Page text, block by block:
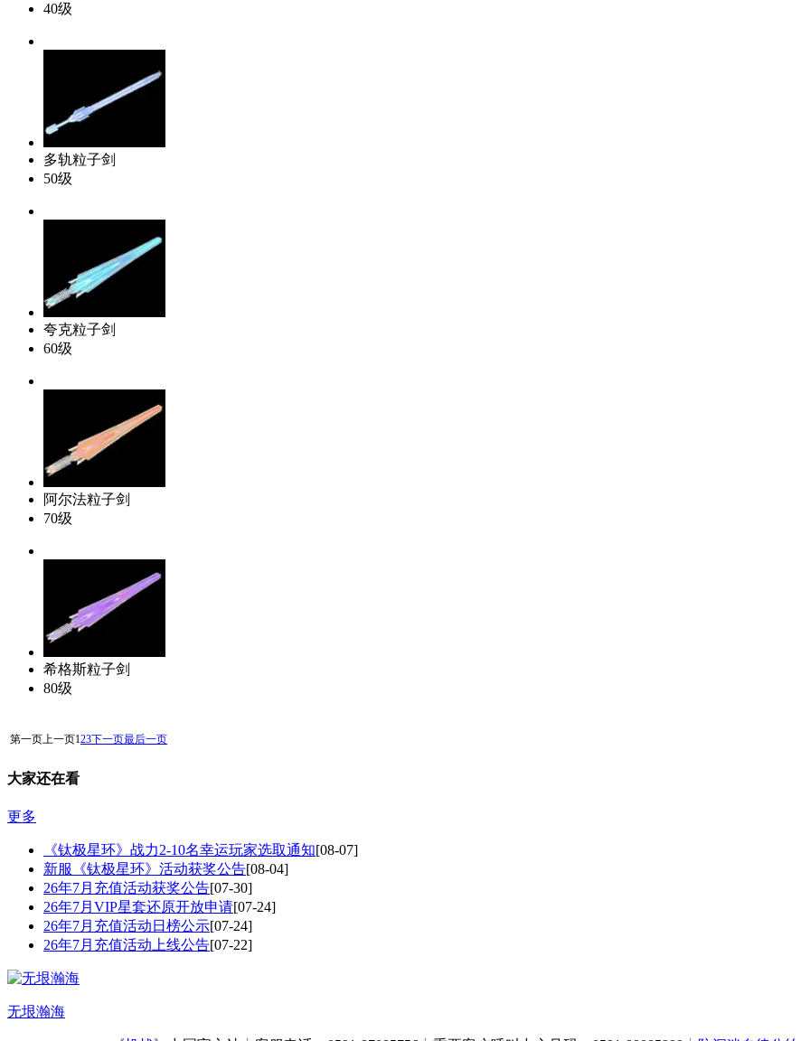
40级
多轨粒子剑
50级
夸克粒子剑
60级
阿尔法粒子剑
70级
希格斯粒子剑
80级
第一页上一页123下一页最后一页
大家还在看
更多
《钛极星环》战力2-10名幸运玩家选取通知[08-07]
新服《钛极星环》活动获奖公告[08-04]
26年7月充值活动获奖公告[07-30]
26年7月VIP星套还原开放申请[07-24]
26年7月充值活动日榜公示[07-24]
26年7月充值活动上线公告[07-22]
无垠瀚海